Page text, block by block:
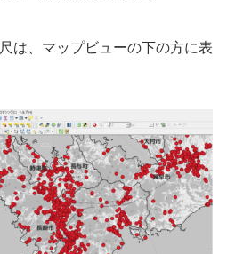
は、マップビューの下の方に表